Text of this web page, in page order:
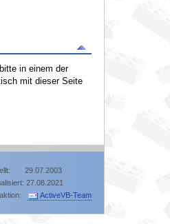
in einem der
mit dieser Seite
29.07.2003
27.08.2021
ActiveVB-Team